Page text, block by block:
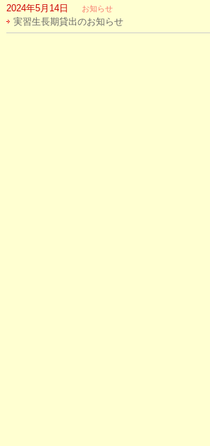
2024年5月14日 お知らせ
実習生長期貸出のお知らせ